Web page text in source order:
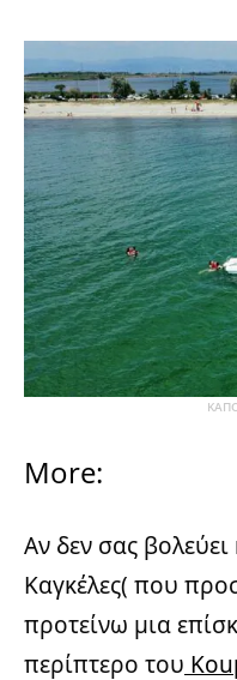
More:
Αν δεν σας
Καγκέλες( που
προτείνω μια
περίπτερο του